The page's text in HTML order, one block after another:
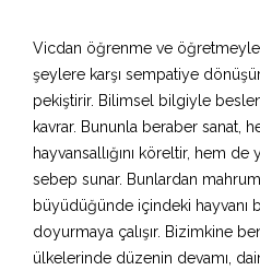
Vicdan öğrenme ve öğretmeyle
şeylere karşı sempatiye
pekiştirir. Bilimsel bilgiyle
kavrar. Bununla beraber sanat,
hayvansallığını köreltir, hem
sebep sunar. Bunlardan
büyüdüğünde içindeki hayvanı
doyurmaya çalışır. Bizimkine
ülkelerinde düzenin devamı,